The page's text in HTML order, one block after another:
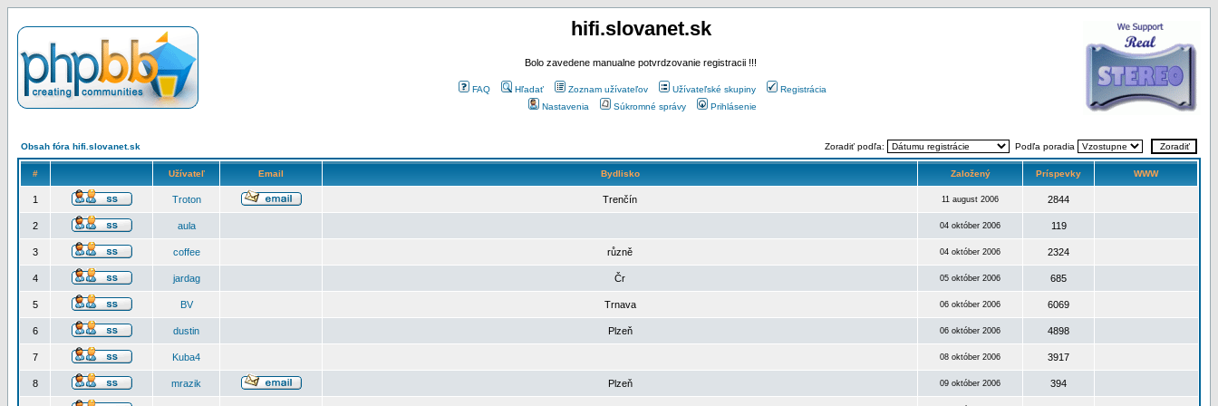
hifi.slovanet.sk
Bolo zavedene manualne potvrdzovanie registracii !!!
FAQ Hľadať Zoznam užívateľov Užívateľské skupiny
Registrácia
Nastavenia
Súkromné správy Prihlásenie
Obsah fóra hifi.slovanet.sk Zoradiť podľa: Podľa poradia
# Užívateľ Email Bydlisko Založený Príspevky WWW
1 Troton Trenčín 11 august 2006 2844
2 aula 04 október 2006 119
3 coffee různě 04 október 2006 2324
4 jardag Čr 05 október 2006 685
5 BV Trnava 06 október 2006 6069
6 dustin Plzeň 06 október 2006 4898
7 Kuba4 08 október 2006 3917
8 mrazik Plzeň 09 október 2006 394